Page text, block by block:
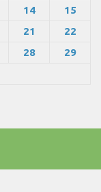
14
15
21
22
28
29